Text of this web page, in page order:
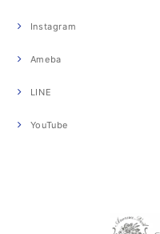
Instagram
Ameba
LINE
YouTube